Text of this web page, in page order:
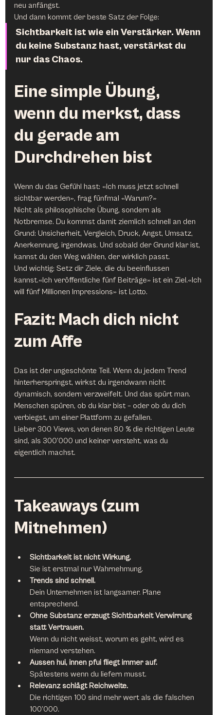
neu anfängst.
Und dann kommt der beste Satz der Folge:
Sichtbarkeit ist wie ein Verstärker. Wenn
du keine Substanz hast, verstärkst du
nur das Chaos.
Eine simple Übung,
wenn du merkst, dass
du gerade am
Durchdrehen bist
Wenn du das Gefühl hast: «Ich muss jetzt schnell
sichtbar werden», frag fünfmal «Warum?»
Nicht als philosophische Übung, sondern als
Notbremse. Du kommst damit ziemlich schnell an den
Grund: Unsicherheit, Vergleich, Druck, Angst, Umsatz,
Anerkennung, irgendwas. Und sobald der Grund klar ist,
kannst du den Weg wählen, der wirklich passt.
Und wichtig: Setz dir Ziele, die du beeinflussen
kannst.«Ich veröffentliche fünf Beiträge» ist ein Ziel.«Ich
will fünf Millionen Impressions» ist Lotto.
Fazit: Mach dich nicht
zum Affe
Das ist der ungeschönte Teil. Wenn du jedem Trend
hinterherspringst, wirkst du irgendwann nicht
dynamisch, sondern verzweifelt. Und das spürt man.
Menschen spüren, ob du klar bist – oder ob du dich
verbiegst, um einer Plattform zu gefallen.
Lieber 300 Views, von denen 80 % die richtigen Leute
sind, als 300’000 und keiner versteht, was du
eigentlich machst.
Takeaways (zum
Mitnehmen)
Sichtbarkeit ist nicht Wirkung.
Sie ist erstmal nur Wahrnehmung.
Trends sind schnell.
Dein Unternehmen ist langsamer. Plane
entsprechend.
Ohne Substanz erzeugt Sichtbarkeit Verwirrung
statt Vertrauen.
Wenn du nicht weisst, worum es geht, wird es
niemand verstehen.
Aussen hui, innen pfui fliegt immer auf.
Spätestens wenn du liefern musst.
Relevanz schlägt Reichweite.
Die richtigen 100 sind mehr wert als die falschen
100’000.